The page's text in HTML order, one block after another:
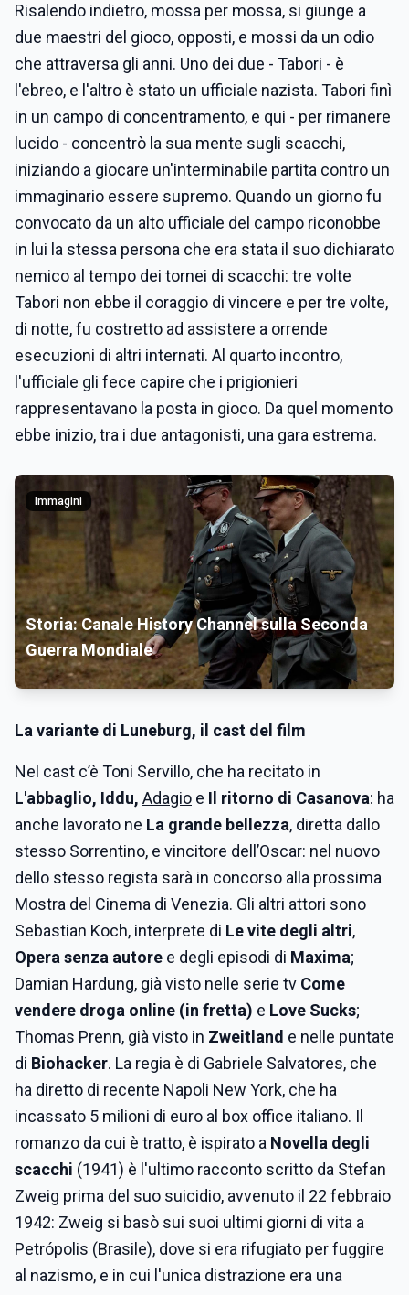
Risalendo indietro, mossa per mossa, si giunge a
due maestri del gioco, opposti, e mossi da un odio
che attraversa gli anni. Uno dei due - Tabori - è
l'ebreo, e l'altro è stato un ufficiale nazista. Tabori finì
in un campo di concentramento, e qui - per rimanere
lucido - concentrò la sua mente sugli scacchi,
iniziando a giocare un'interminabile partita contro un
immaginario essere supremo. Quando un giorno fu
convocato da un alto ufficiale del campo riconobbe
in lui la stessa persona che era stata il suo dichiarato
nemico al tempo dei tornei di scacchi: tre volte
Tabori non ebbe il coraggio di vincere e per tre volte,
di notte, fu costretto ad assistere a orrende
esecuzioni di altri internati. Al quarto incontro,
l'ufficiale gli fece capire che i prigionieri
rappresentavano la posta in gioco. Da quel momento
ebbe inizio, tra i due antagonisti, una gara estrema.
Immagini
Storia: Canale History Channel sulla Seconda
Guerra Mondiale
La variante di Luneburg, il cast del film
Nel cast c’è Toni Servillo, che ha recitato in
L'abbaglio, Iddu, Adagio e Il ritorno di Casanova: ha
anche lavorato ne La grande bellezza, diretta dallo
stesso Sorrentino, e vincitore dell’Oscar: nel nuovo
dello stesso regista sarà in concorso alla prossima
Mostra del Cinema di Venezia. Gli altri attori sono
Sebastian Koch, interprete di Le vite degli altri,
Opera senza autore e degli episodi di Maxima;
Damian Hardung, già visto nelle serie tv Come
vendere droga online (in fretta) e Love Sucks;
Thomas Prenn, già visto in Zweitland e nelle puntate
di Biohacker. La regia è di Gabriele Salvatores, che
ha diretto di recente Napoli New York, che ha
incassato 5 milioni di euro al box office italiano. Il
romanzo da cui è tratto, è ispirato a Novella degli
scacchi (1941) è l'ultimo racconto scritto da Stefan
Zweig prima del suo suicidio, avvenuto il 22 febbraio
1942: Zweig si basò sui suoi ultimi giorni di vita a
Petrópolis (Brasile), dove si era rifugiato per fuggire
al nazismo, e in cui l'unica distrazione era una